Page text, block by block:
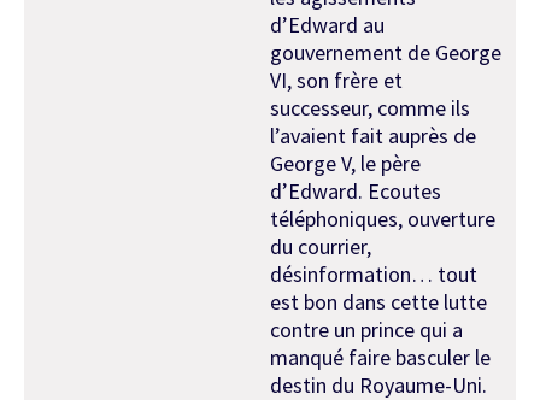
d’Edward au
gouvernement de George
VI, son frère et
successeur, comme ils
l’avaient fait auprès de
George V, le père
d’Edward. Ecoutes
téléphoniques, ouverture
du courrier,
désinformation… tout
est bon dans cette lutte
contre un prince qui a
manqué faire basculer le
destin du Royaume-Uni.